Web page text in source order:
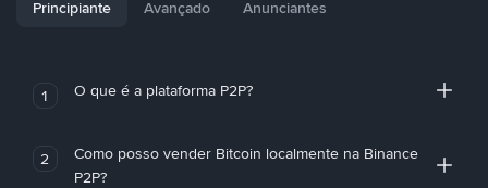
Principiante Avançado Anunciantes
1 O que é a plataforma P2P?
2
Como posso vender Bitcoin localmente na Binance
P2P?